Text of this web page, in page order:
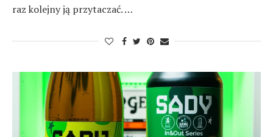
raz kolejny ją przytaczać. …